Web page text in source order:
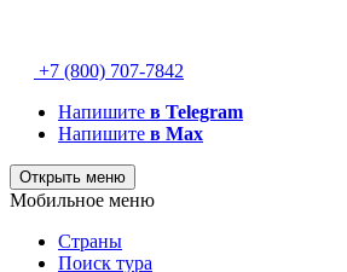
+7 (800) 707-7842
Напишите в Telegram
Напишите в Max
Открыть меню
Мобильное меню
Страны
Поиск тура